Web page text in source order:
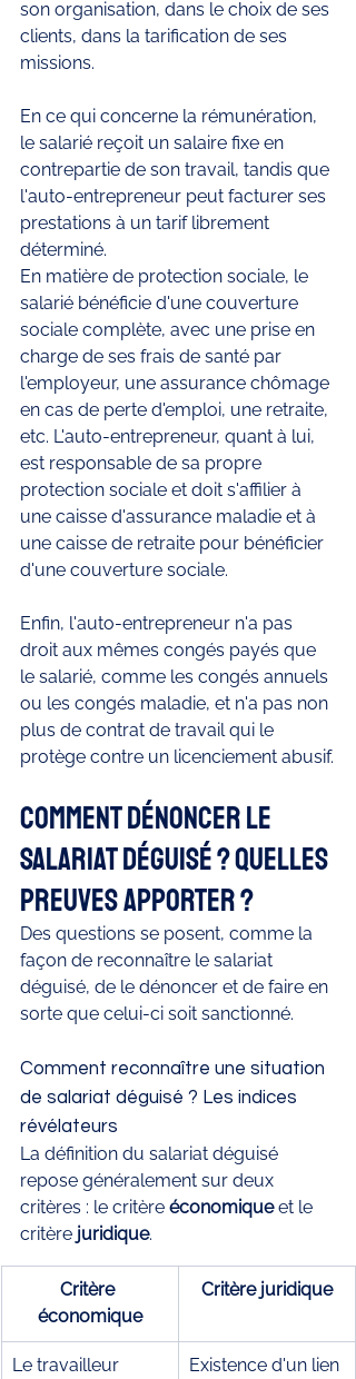
son organisation, dans le choix de ses
clients, dans la tarification de ses
missions.
En ce qui concerne la rémunération,
le salarié reçoit un salaire fixe en
contrepartie de son travail, tandis que
l'auto-entrepreneur peut facturer ses
prestations à un tarif librement
déterminé.
En matière de protection sociale, le
salarié bénéficie d'une couverture
sociale complète, avec une prise en
charge de ses frais de santé par
l'employeur, une assurance chômage
en cas de perte d'emploi, une retraite,
etc. L'auto-entrepreneur, quant à lui,
est responsable de sa propre
protection sociale et doit s'affilier à
une caisse d'assurance maladie et à
une caisse de retraite pour bénéficier
d'une couverture sociale.
Enfin, l'auto-entrepreneur n'a pas
droit aux mêmes congés payés que
le salarié, comme les congés annuels
ou les congés maladie, et n'a pas non
plus de contrat de travail qui le
protège contre un licenciement abusif.
Comment dénoncer le
salariat déguisé ? Quelles
preuves apporter ?
Des questions se posent, comme la
façon de reconnaître le salariat
déguisé, de le dénoncer et de faire en
sorte que celui-ci soit sanctionné.
Comment reconnaître une situation
de salariat déguisé ? Les indices
révélateurs
La définition du salariat déguisé
repose généralement sur deux
critères : le critère économique et le
critère juridique.
Critère
économique
Critère juridique
Le travailleur
Existence d'un lien